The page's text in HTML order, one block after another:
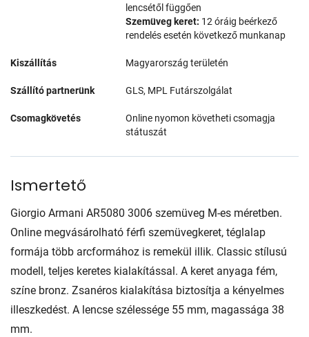
lencsétől függően
Szemüveg keret: 12 óráig beérkező
rendelés esetén következő munkanap
Kiszállítás Magyarország területén
Szállító partnerünk GLS, MPL Futárszolgálat
Csomagkövetés
Online nyomon követheti csomagja
státuszát
Ismertető
Giorgio Armani AR5080 3006 szemüveg M-es méretben.
Online megvásárolható férfi szemüvegkeret, téglalap
formája több arcformához is remekül illik. Classic stílusú
modell, teljes keretes kialakítással. A keret anyaga fém,
színe bronz. Zsanéros kialakítása biztosítja a kényelmes
illeszkedést. A lencse szélessége 55 mm, magassága 38
mm.